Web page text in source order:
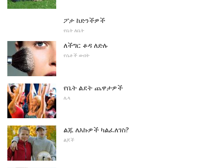
ፖታ ከድንችዎች
የቤት ለቤት
ለችግር ቆዳ ለድሉ
የሴቶች ውበት
የቤት ልደት ጨዋታዎች
ሌላ
ልጁ ለእኩዎች ካልፈለገስ?
ልጆች